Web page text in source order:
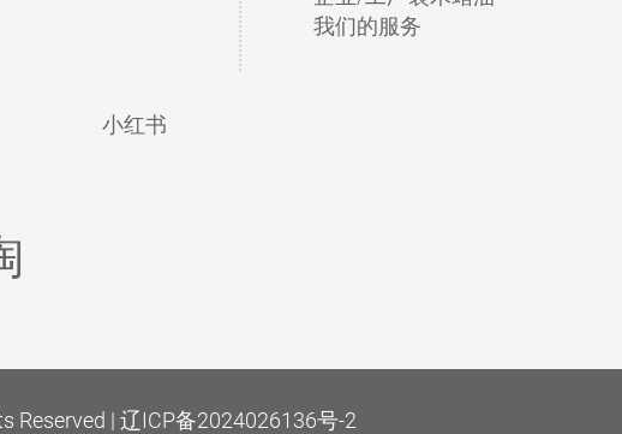
小红书
我们的服务
Reserved | 辽ICP备2024026136号-2